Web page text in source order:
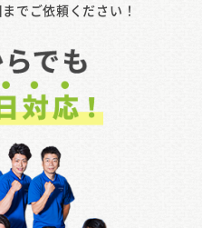
でご依頼ください！